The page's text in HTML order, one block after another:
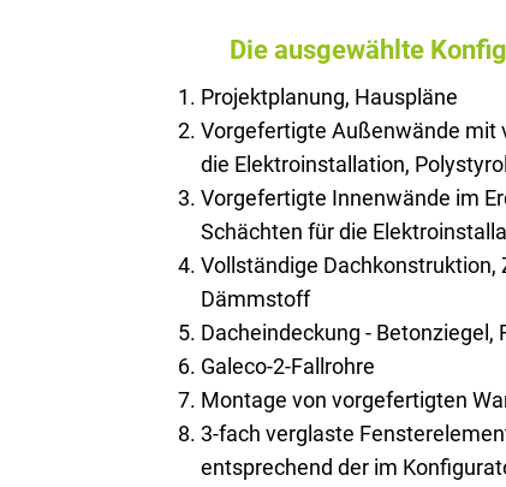
Die ausgewählte
Projektplanung, Hauspläne
Vorgefertigte Außenwände mit
die Elektroinstallation,
Vorgefertigte Innenwände im
Schächten für die
Vollständige Dachkonstruktion,
Dämmstoff
Dacheindeckung - Betonziegel,
Galeco-2-Fallrohre
Montage von vorgefertigten
3-fach verglaste
entsprechend der im